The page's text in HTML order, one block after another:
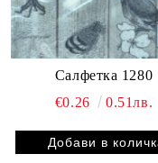
Салфетка 1280
€0.26
0.51лв.